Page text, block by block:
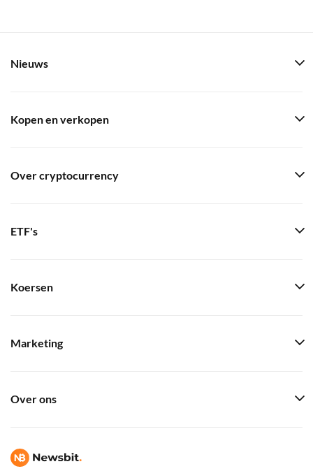
Nieuws
Kopen en verkopen
Over cryptocurrency
ETF's
Koersen
Marketing
Over ons